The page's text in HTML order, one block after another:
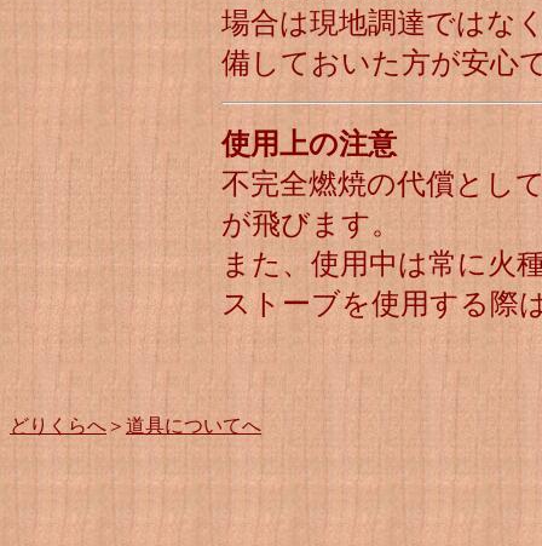
場合は現地調達ではな
備しておいた方が安心
使用上の注意
不完全燃焼の代償とし
が飛びます。
また、使用中は常に火
ストーブを使用する際
どりくらへ ＞ 道具についてへ